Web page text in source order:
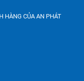
HÀNG CỦA AN PHÁT